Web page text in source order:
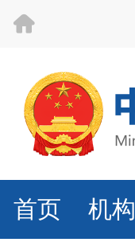
首页 机构